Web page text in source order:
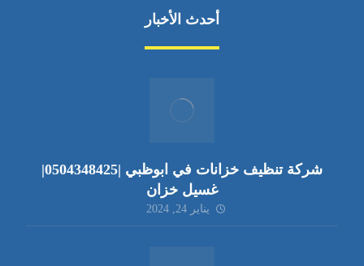
أحدث الأخبار
شركة تنظيف خزانات في ابوظبي |0504348425|
غسيل خزان
يناير 24, 2024